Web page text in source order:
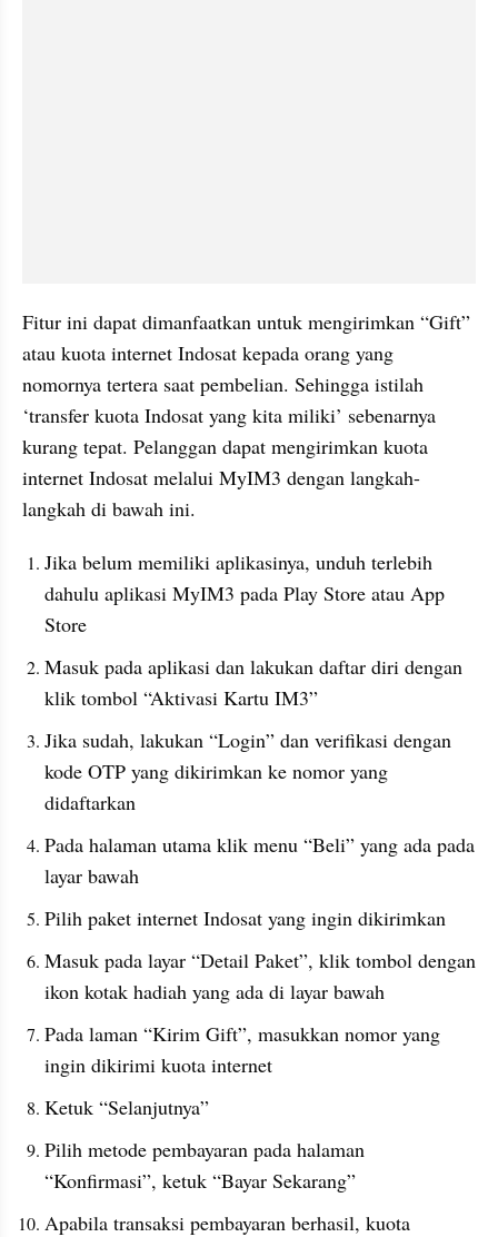
Fitur ini dapat dimanfaatkan untuk mengirimkan “Gift”
atau kuota internet Indosat kepada orang yang
nomornya tertera saat pembelian. Sehingga istilah
‘transfer kuota Indosat yang kita miliki’ sebenarnya
kurang tepat. Pelanggan dapat mengirimkan kuota
internet Indosat melalui MyIM3 dengan langkah-
langkah di bawah ini.
Jika belum memiliki aplikasinya, unduh terlebih
dahulu aplikasi MyIM3 pada Play Store atau App
Store
Masuk pada aplikasi dan lakukan daftar diri dengan
klik tombol “Aktivasi Kartu IM3”
Jika sudah, lakukan “Login” dan verifikasi dengan
kode OTP yang dikirimkan ke nomor yang
didaftarkan
Pada halaman utama klik menu “Beli” yang ada pada
layar bawah
Pilih paket internet Indosat yang ingin dikirimkan
Masuk pada layar “Detail Paket”, klik tombol dengan
ikon kotak hadiah yang ada di layar bawah
Pada laman “Kirim Gift”, masukkan nomor yang
ingin dikirimi kuota internet
Ketuk “Selanjutnya”
Pilih metode pembayaran pada halaman
“Konfirmasi”, ketuk “Bayar Sekarang”
Apabila transaksi pembayaran berhasil, kuota